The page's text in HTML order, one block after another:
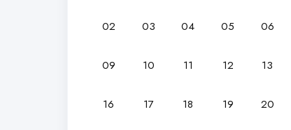
02 03 04 05 06
09 10 11 12 13
16 17 18 19 20